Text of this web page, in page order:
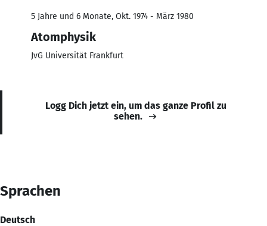
5 Jahre und 6 Monate, Okt. 1974 - März 1980
Atomphysik
JvG Universität Frankfurt
Logg Dich jetzt ein, um das ganze Profil zu
sehen.
Sprachen
Deutsch